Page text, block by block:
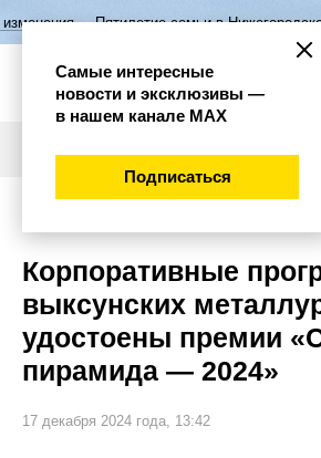
семьи в Нижегородской области
Корпоративные
выксунских
удостоены премии
пирамида — 2024»
17 декабря 2024 года, 13:42
Самые интересные
новости и эксклюзивы —
в нашем канале МАХ
Подписаться